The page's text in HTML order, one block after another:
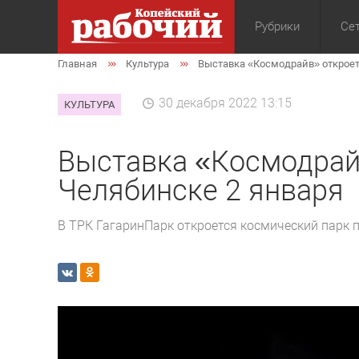
Рубрики
Общество
Главная Культура Выставка «Космодрайв»
КУЛЬТУРА 30 декабря 2022 13:15
Выставка
Челябинске 2 января
В ТРК ГагаринПарк откроется космический парк